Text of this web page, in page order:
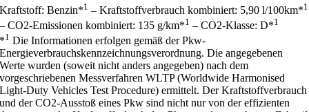
Kraftstoff: Benzin*1 – Kraftstoffverbrauch kombiniert: 5,90 l/100km*1
– CO2-Emissionen kombiniert: 135 g/km*1 – CO2-Klasse: D*1
*1 Die Informationen erfolgen gemäß der Pkw-
Energieverbrauchskennzeichnungsverordnung. Die angegebenen
Werte wurden (soweit nicht anders angegeben) nach dem
vorgeschriebenen Messverfahren WLTP (Worldwide Harmonised
Light-Duty Vehicles Test Procedure) ermittelt. Der Kraftstoffverbrauch
und der CO2-Ausstoß eines Pkw sind nicht nur von der effizienten